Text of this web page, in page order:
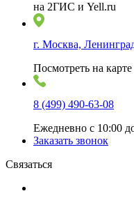
на 2ГИС и Yell.ru
г. Москва,
Посмотреть на карте
8 (499) 490-63-08
Ежедневно с 10:00
Заказать звонок
Связаться